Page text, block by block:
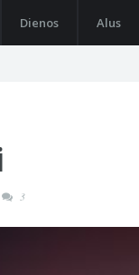
Dienos Alus
3